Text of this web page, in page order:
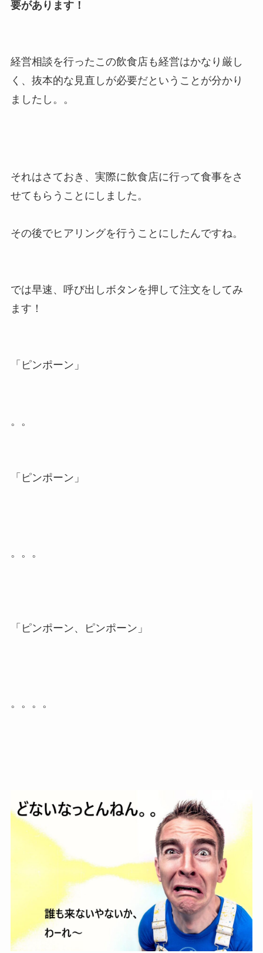
要があります！
経営相談を行ったこの飲食店も経営はかなり厳し
く、抜本的な見直しが必要だということが分かり
ましたし。。
それはさておき、実際に飲食店に行って食事をさ
せてもらうことにしました。
その後でヒアリングを行うことにしたんですね。
では早速、呼び出しボタンを押して注文をしてみ
ます！
「ピンポーン」
。。
「ピンポーン」
。。。
「ピンポーン、ピンポーン」
。。。。